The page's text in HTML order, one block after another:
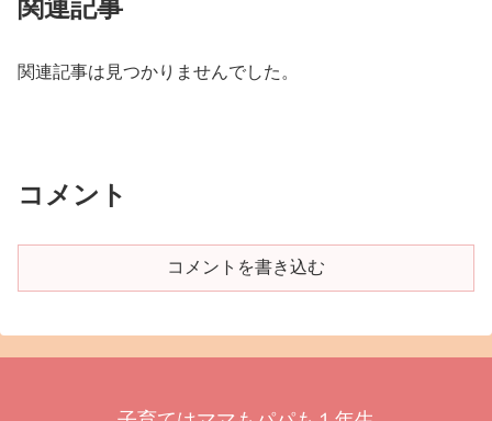
関連記事
関連記事は見つかりませんでした。
コメント
コメントを書き込む